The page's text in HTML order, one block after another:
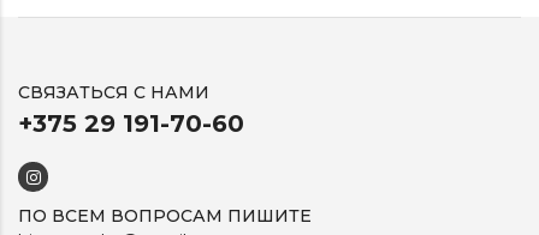
СВЯЗАТЬСЯ С НАМИ
+375 29 191-70-60
ПО ВСЕМ ВОПРОСАМ ПИШИТЕ